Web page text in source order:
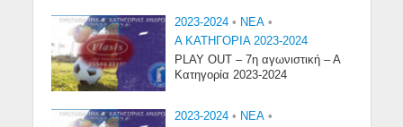
2023-2024 • NEA •
Α ΚΑΤΗΓΟΡΙΑ 2023-2024
PLAY OUT – 7η αγωνιστική – Α
Κατηγορία 2023-2024
2023-2024 • NEA •